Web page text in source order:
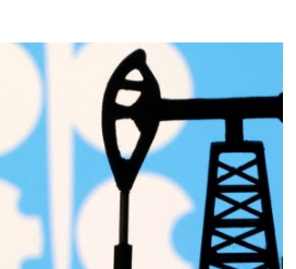
Multimedia
Ảnh
Video
Infographic
E-Magazine